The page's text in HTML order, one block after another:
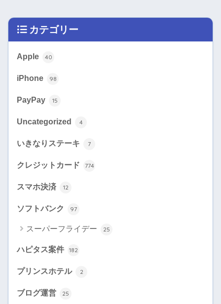
カテゴリー
Apple 40
iPhone 98
PayPay 15
Uncategorized 4
いきなりステーキ 7
クレジットカード 774
スマホ決済 12
ソフトバンク 97
スーパーフライデー 25
ハピタス案件 182
プリンスホテル 2
ブログ運営 25